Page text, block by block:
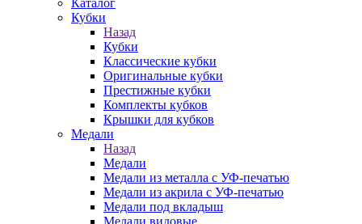
Каталог
Кубки
Назад
Кубки
Классические кубки
Оригинальные кубки
Престижные кубки
Комплекты кубков
Крышки для кубков
Медали
Назад
Медали
Медали из металла с УФ-печатью
Медали из акрила с УФ-печатью
Медали под вкладыш
Медали видовые